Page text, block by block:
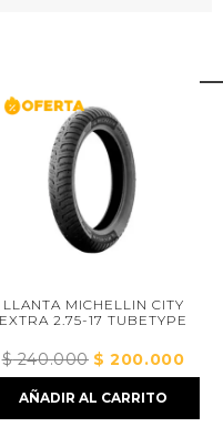
CITY
17 TUBETYPE
El
precio
original
$200.000El
precio
actual
AL CARRITO
LLANTA
130/
$